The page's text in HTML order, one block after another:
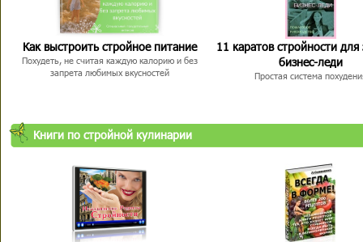
Как выстроить стройное питание
Похудеть, не считая каждую калорию и без
запрета любимых вкусностей
11 каратов стройности для
бизнес-леди
Простая система
Книги по стройной кулинарии